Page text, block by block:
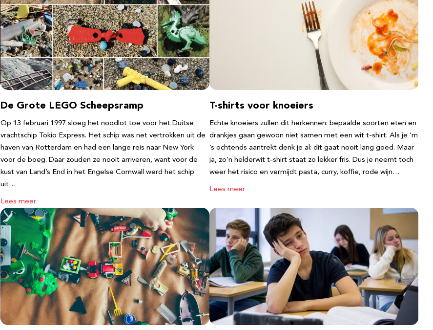
De Grote LEGO Scheepsramp
Op 13 februari 1997 sloeg het noodlot toe voor het Duitse
vrachtschip Tokio Express. Het schip was net vertrokken uit de
haven van Rotterdam en had een lange reis naar New York
voor de boeg. Daar zouden ze nooit arriveren, want voor de
kust van Land’s End in het Engelse Cornwall werd het schip
uit…
Lees meer
T-shirts voor knoeiers
Echte knoeiers zullen dit herkennen: bepaalde soorten eten en
drankjes gaan gewoon niet samen met een wit t-shirt. Als je ‘m
’s ochtends aantrekt denk je al: dit gaat nooit lang goed. Maar
ja, zo’n helderwit t-shirt staat zo lekker fris. Dus je neemt toch
weer het risico en vermijdt pasta, curry, koffie, rode wijn…
Lees meer